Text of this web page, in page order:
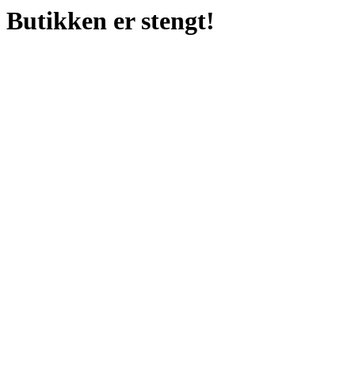
Butikken er stengt!